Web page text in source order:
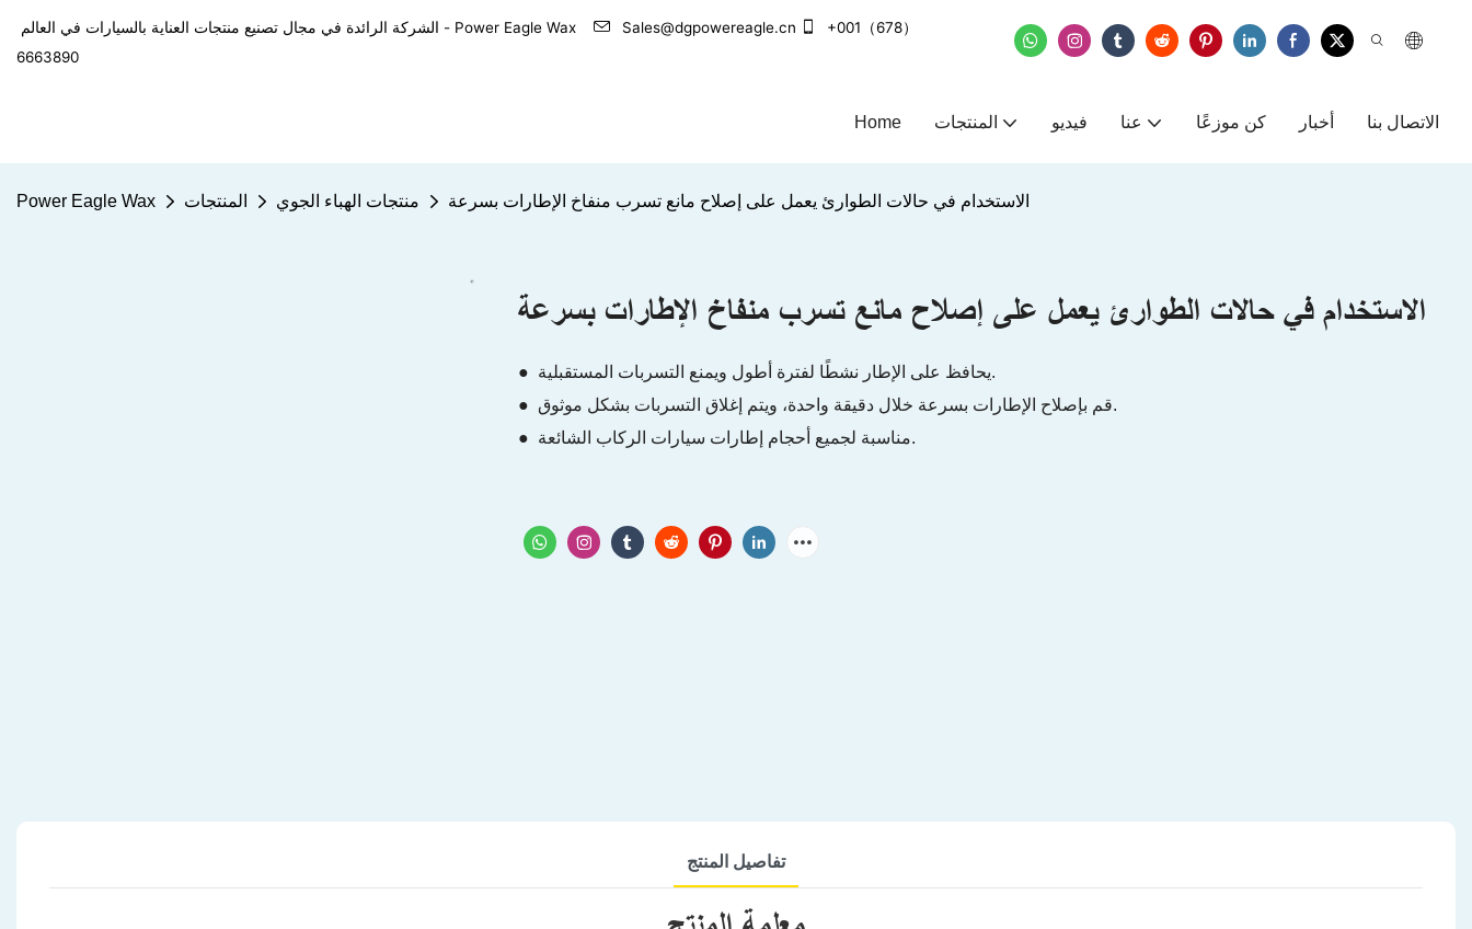
الشركة الرائدة في مجال تصنيع منتجات العناية بالسيارات في العالم - Power Eagle Wax Sales@dgpowereagle.cn
+001（678）
6663890
Home المنتجات فيديو عنا كن موزعًا أخبار الاتصال بنا
Power Eagle Wax المنتجات منتجات الهباء الجوي الاستخدام في حالات الطوارئ يعمل على إصلاح مانع تسرب منفاخ الإطارات بسرعة
الاستخدام في حالات الطوارئ يعمل على إصلاح مانع تسرب منفاخ الإطارات بسرعة
● يحافظ على الإطار نشطًا لفترة أطول ويمنع التسربات المستقبلية.
● قم بإصلاح الإطارات بسرعة خلال دقيقة واحدة، ويتم إغلاق التسربات بشكل موثوق.
● مناسبة لجميع أحجام إطارات سيارات الركاب الشائعة.
تفاصيل المنتج